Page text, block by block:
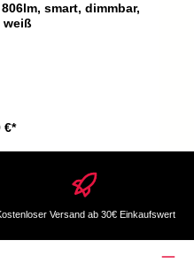
smart, dimmbar,
weiß
€*
Versand ab 30€ Einkaufswert